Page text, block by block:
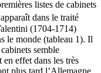
listes de cabinets
dans le traité
(1704-1714)
le monde (tableau 1). Il
semble
en effet dans les très
plus tard l’Allemagne,